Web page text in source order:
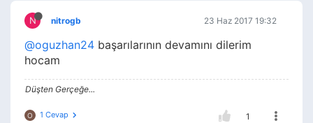
N nitrogb 23 Haz 2017 19:32
@oguzhan24 başarılarının devamını dilerim
hocam
Düşten Gerçeğe...
O 1 Cevap 1